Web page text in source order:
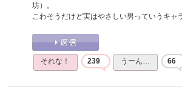
坊）。
こわそうだけど実はやさしい男っていうキャ
それな！ 239 うーん… 66